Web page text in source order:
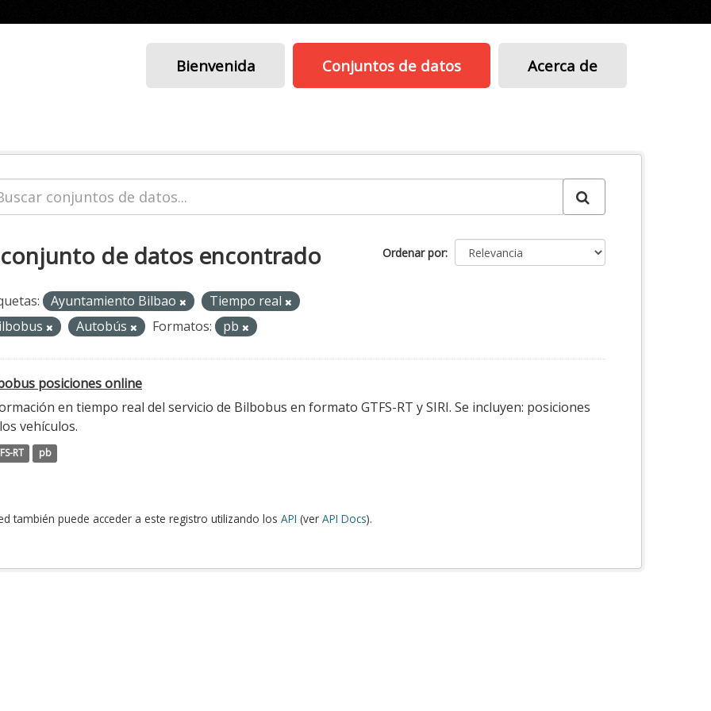
Bienvenida Conjuntos de datos Acerca de
Ordenar por
de datos encontrado
Ayuntamiento Bilbao
Tiempo real
Autobús Formatos: pb
posiciones online
en tiempo real del servicio de Bilbobus en formato GTFS-RT y SIRI. Se incluyen: posiciones
vehículos.
RT pb
también puede acceder a este registro utilizando los API (ver API Docs).